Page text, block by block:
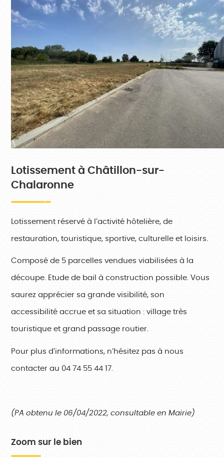
Lotissement à Châtillon-sur-
Chalaronne
Lotissement réservé à l’activité hôtelière, de
restauration, touristique, sportive, culturelle et loisirs.
Composé de 5 parcelles vendues viabilisées à la
découpe. Etude de bail à construction possible. Vous
saurez apprécier sa grande visibilité, son
accessibilité accrue et sa situation : village très
touristique et grand passage routier.
Pour plus d’informations, n’hésitez pas à nous
contacter au 04 74 55 44 17.
(PA obtenu le 06/04/2022, consultable en Mairie)
Zoom sur le bien